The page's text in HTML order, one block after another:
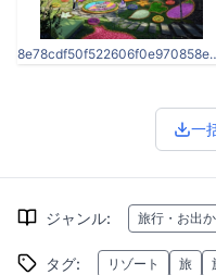
一
ジャンル: 旅行・お出
タグ: リゾート 旅